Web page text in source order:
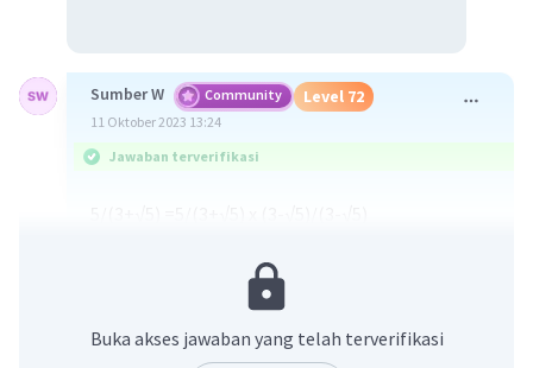
Sumber W Community Level 72
11 Oktober 2023 13:24
Jawaban terverifikasi
Beri Rating Balas
Buka akses jawaban yang telah terverifikasi